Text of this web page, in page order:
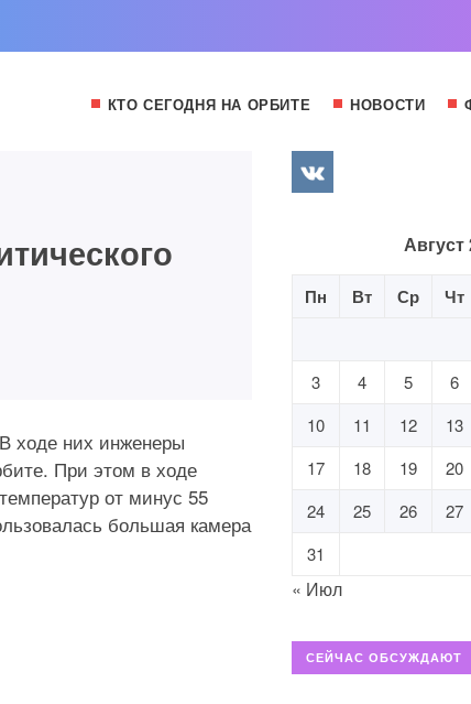
КТО СЕГОДНЯ НА ОРБИТЕ НОВОСТИ
ходе них инженеры
При этом в ходе
от минус 55
большая камера
Август
Пн Вт Ср Чт
3
4 5 6
10
11 12 13
17
18 19 20
24
25 26 27
31
« Июл
СЕЙЧАС ОБСУЖДАЮТ